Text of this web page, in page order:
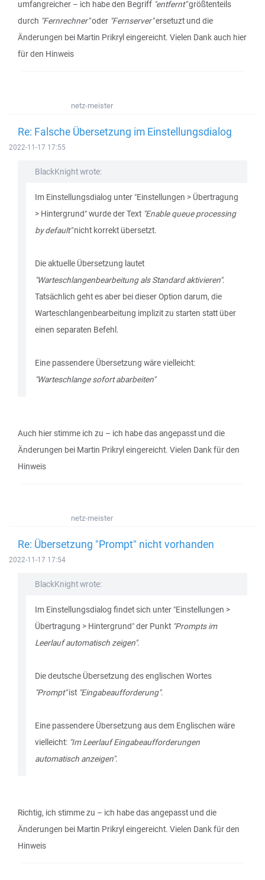
umfangreicher – ich habe den Begriff "entfernt"größtenteils
durch "Fernrechner"oder "Fernserver"ersetuzt und die
Änderungen bei Martin Prikryl eingereicht. Vielen Dank auch hier
für den Hinweis
netz-meister
Re: Falsche Übersetzung im Einstellungsdialog
2022-11-17 17:55
BlackKnight wrote:
Im Einstellungsdialog unter "Einstellungen > Übertragung
> Hintergrund" wurde der Text "Enable queue processing
by default"nicht korrekt übersetzt.
Die aktuelle Übersetzung lautet
"Warteschlangenbearbeitung als Standard aktivieren".
Tatsächlich geht es aber bei dieser Option darum, die
Warteschlangenbearbeitung implizit zu starten statt über
einen separaten Befehl.
Eine passendere Übersetzung wäre vielleicht:
"Warteschlange sofort abarbeiten"
Auch hier stimme ich zu – ich habe das angepasst und die
Änderungen bei Martin Prikryl eingereicht. Vielen Dank für den
Hinweis
netz-meister
Re: Übersetzung "Prompt" nicht vorhanden
2022-11-17 17:54
BlackKnight wrote:
Im Einstellungsdialog findet sich unter "Einstellungen >
Übertragung > Hintergrund" der Punkt "Prompts im
Leerlauf automatisch zeigen".
Die deutsche Übersetzung des englischen Wortes
"Prompt"ist "Eingabeaufforderung".
Eine passendere Übersetzung aus dem Englischen wäre
vielleicht: "Im Leerlauf Eingabeaufforderungen
automatisch anzeigen".
Richtig, ich stimme zu – ich habe das angepasst und die
Änderungen bei Martin Prikryl eingereicht. Vielen Dank für den
Hinweis